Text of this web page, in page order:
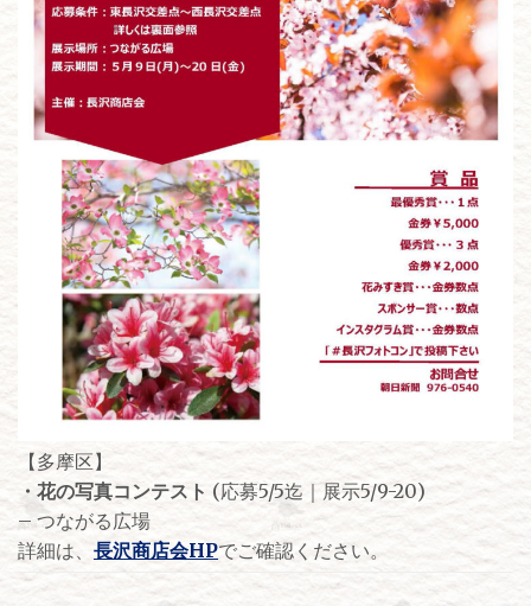
【多摩区】
・花の写真コンテスト (応募5/5迄｜展示5/9-20)
– つながる広場
詳細は、 長沢商店会HPでご確認ください。